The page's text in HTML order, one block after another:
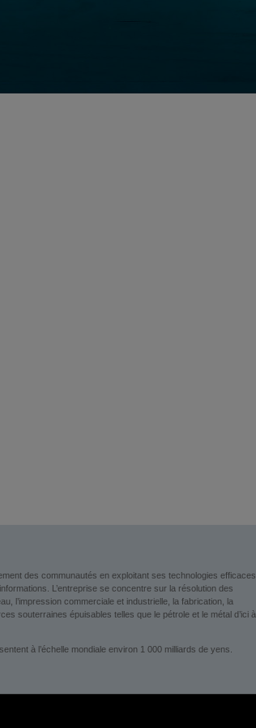
des communautés en exploitant ses technologies efficaces,
L’entreprise se concentre sur la résolution des
l’impression commerciale et industrielle, la fabrication, la
souterraines épuisables telles que le pétrole et le métal d’ici à
à l’échelle mondiale environ 1 000 milliards de yens.